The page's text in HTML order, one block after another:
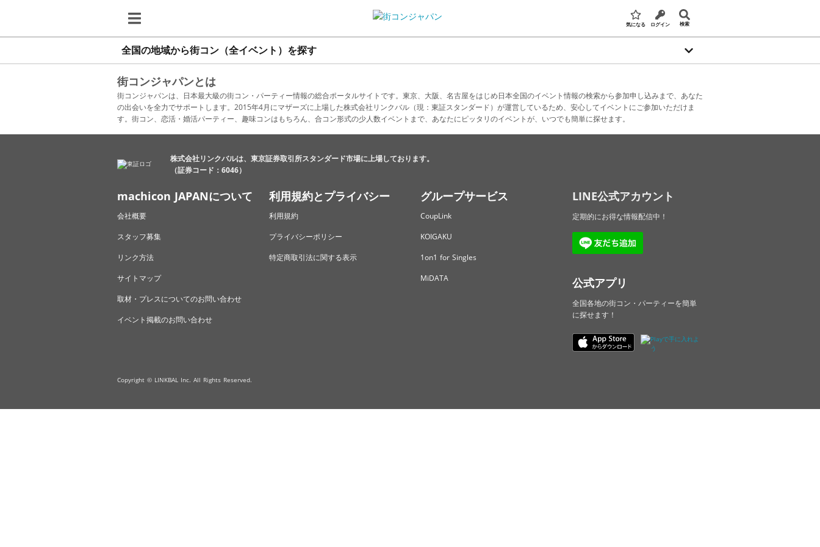
気になる ログイン 検索
全国の地域から街コン（全イベント）を探す
街コンジャパンとは
街コンジャパンは、日本最大級の街コン・パーティー情報の総合ポータルサイトです。東京、大阪、名古屋をはじめ日本全国のイベント情報の検索から参加申し込みまで、あなた
の出会いを全力でサポートします。2015年4月にマザーズに上場した株式会社リンクバル（現：東証スタンダード）が運営しているため、安心してイベントにご参加いただけま
す。街コン、恋活・婚活パーティー、趣味コンはもちろん、合コン形式の少人数イベントまで、あなたにピッタリのイベントが、いつでも簡単に探せます。
株式会社リンクバルは、東京証券取引所スタンダード市場に上場しております。
（証券コード：6046）
machicon JAPANについて
会社概要
スタッフ募集
リンク方法
サイトマップ
取材・プレスについてのお問い合わせ
イベント掲載のお問い合わせ
利用規約とプライバシー
利用規約
プライバシーポリシー
特定商取引法に関する表示
グループサービス
CoupLink
KOIGAKU
1on1 for Singles
MiDATA
LINE公式アカウント
定期的にお得な情報配信中！
公式アプリ
全国各地の街コン・パーティーを簡単
に探せます！
Copyright © LINKBAL Inc. All Rights Reserved.